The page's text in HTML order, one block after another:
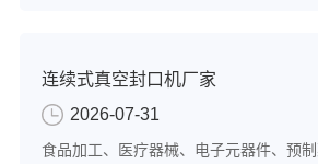
连续式真空封口机厂家
2026-07-31
食品加工、医疗器械、电子元器件、预制